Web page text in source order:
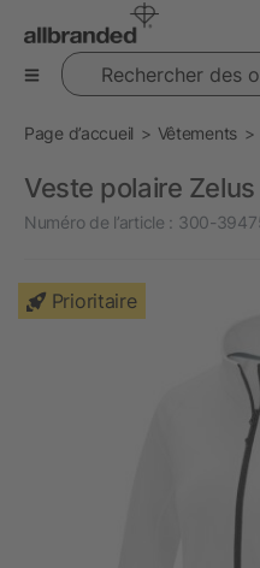
Rechercher des objets
Page d’accueil Vêtements
Veste polaire
Numéro de l’article : 300-
Prioritaire